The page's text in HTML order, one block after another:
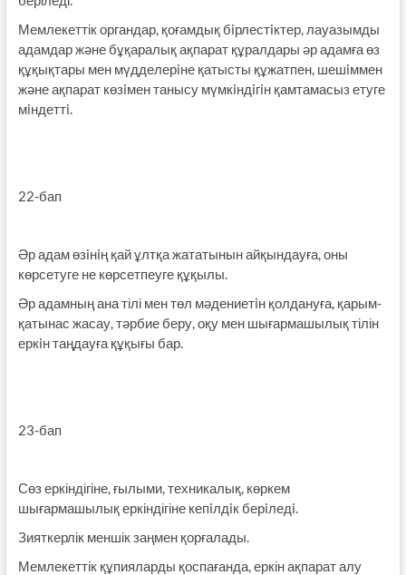
Мемлекеттік органдар, қоғамдық бiрлестiктер, лауазымды
адамдар және бұқаралық ақпарат құралдары әр адамға өз
құқықтары мен мүдделерiне қатысты құжатпен, шешiммен
және ақпарат көзiмен танысу мүмкiндiгiн қамтамасыз етуге
мiндеттi.
22-бап
Әр адам өзiнiң қай ұлтқа жататынын айқындауға, оны
көрсетуге не көрсетпеуге құқылы.
Әр адамның ана тілі мен төл мәдениетiн қолдануға, қарым-
қатынас жасау, тәрбие беру, оқу мен шығармашылық тілін
еркiн таңдауға құқығы бар.
23-бап
Сөз еркіндігіне, ғылыми, техникалық, көркем
шығармашылық еркіндігіне кепiлдiк берiледi.
Зияткерлік меншік заңмен қорғалады.
Мемлекеттік құпияларды қоспағанда, еркін ақпарат алу